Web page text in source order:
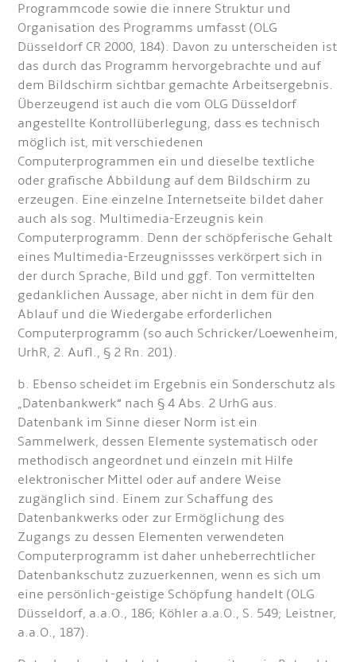
Programmcode sowie die innere Struktur und
Organisation des Programms umfasst (OLG
Düsseldorf CR 2000, 184). Davon zu unterscheiden ist
das durch das Programm hervorgebrachte und auf
dem Bildschirm sichtbar gemachte Arbeitsergebnis.
Überzeugend ist auch die vom OLG Düsseldorf
angestellte Kontrollüberlegung, dass es technisch
möglich ist, mit verschiedenen
Computerprogrammen ein und dieselbe textliche
oder grafische Abbildung auf dem Bildschirm zu
erzeugen. Eine einzelne Internetseite bildet daher
auch als sog. Multimedia-Erzeugnis kein
Computerprogramm. Denn der schöpferische Gehalt
eines Multimedia-Erzeugnissses verkörpert sich in
der durch Sprache, Bild und ggf. Ton vermittelten
gedanklichen Aussage, aber nicht in dem für den
Ablauf und die Wiedergabe erforderlichen
Computerprogramm (so auch Schricker/Loewenheim,
UrhR, 2. Aufl., § 2 Rn. 201).
b. Ebenso scheidet im Ergebnis ein Sonderschutz als
„Datenbankwerk“ nach § 4 Abs. 2 UrhG aus.
Datenbank im Sinne dieser Norm ist ein
Sammelwerk, dessen Elemente systematisch oder
methodisch angeordnet und einzeln mit Hilfe
elektronischer Mittel oder auf andere Weise
zugänglich sind. Einem zur Schaffung des
Datenbankwerks oder zur Ermöglichung des
Zugangs zu dessen Elementen verwendeten
Computerprogramm ist daher unheberrechtlicher
Datenbankschutz zuzuerkennen, wenn es sich um
eine persönlich-geistige Schöpfung handelt (OLG
Düsseldorf, a.a.O., 186; Köhler a.a.O., S. 549; Leistner,
a.a.O., 187).